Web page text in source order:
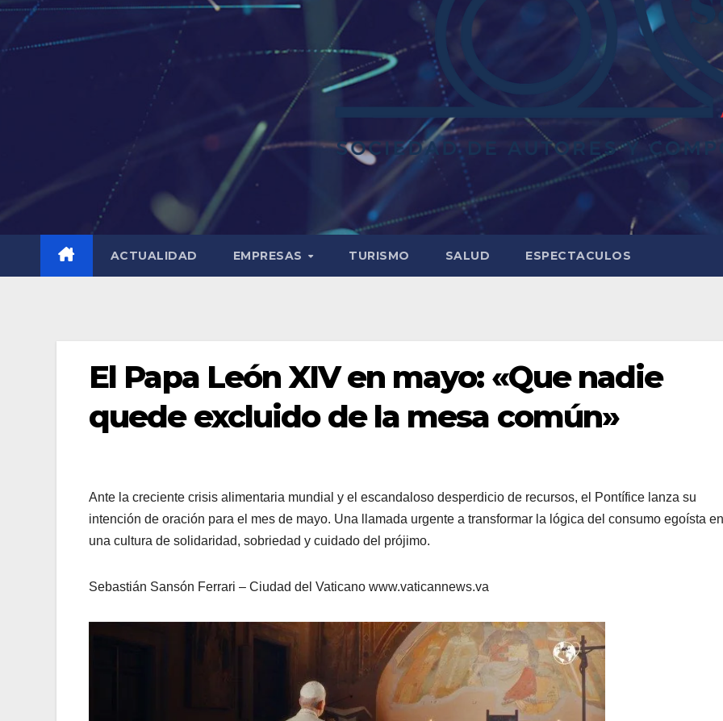
ACTUALIDAD EMPRESAS TURISMO SALUD ESPECTACULOS
El Papa León XIV en mayo: «Que nadie
quede excluido de la mesa común»
Ante la creciente crisis alimentaria mundial y el escandaloso desperdicio de recursos, el Pontífice lanza su
intención de oración para el mes de mayo. Una llamada urgente a transformar la lógica del consumo egoísta en
una cultura de solidaridad, sobriedad y cuidado del prójimo.
Sebastián Sansón Ferrari – Ciudad del Vaticano www.vaticannews.va